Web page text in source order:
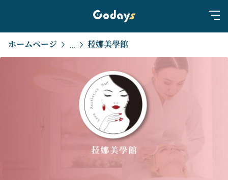
ホームページ ... 菈娜美學館